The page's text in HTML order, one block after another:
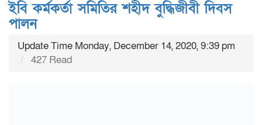
ইবি কর্মকর্তা সমিতির শহীদ বুদ্ধিজীবী দিবস
পালন
Update Time Monday, December 14, 2020, 9:39 pm
427 Read